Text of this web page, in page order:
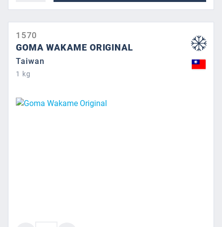
1570
GOMA WAKAME ORIGINAL
Taiwan
1 kg